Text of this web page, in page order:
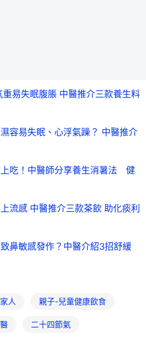
易失眠腹脹 中醫推介三款養生料
容易失眠、心浮氣躁？ 中醫推介
吃！中醫師分享養生消暑法 健
流感 中醫推介三款茶飲 助化痰利
鼻敏感發作？中醫介紹3招舒緩
人 親子-兒童健康飲食
二十四節氣